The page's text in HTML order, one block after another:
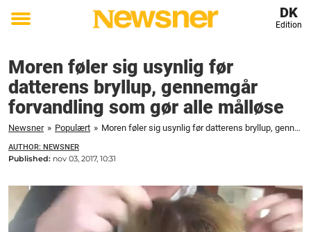
Toggle
DK
Edition
Moren føler sig usynlig før
datterens bryllup, gennemgår
forvandling som gør alle målløse
Newsner » Populært » Moren føler sig usynlig før datterens bryllup, gennemgår forvandling som gør alle målløse
AUTHOR: NEWSNER
Published: nov 03, 2017, 10:31